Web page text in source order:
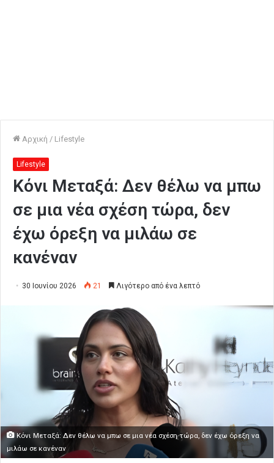
Αρχική / Lifestyle
Lifestyle
Κόνι Μεταξά: Δεν θέλω να μπω
σε μια νέα σχέση τώρα, δεν
έχω όρεξη να μιλάω σε
κανέναν
30 Ιουνίου 2026 21 Λιγότερο από ένα λεπτό
Κόνι Μεταξά: Δεν θέλω να μπω σε μια νέα σχέση τώρα, δεν έχω όρεξη να
μιλάω σε κανέναν